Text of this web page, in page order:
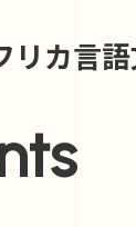
リカ言語